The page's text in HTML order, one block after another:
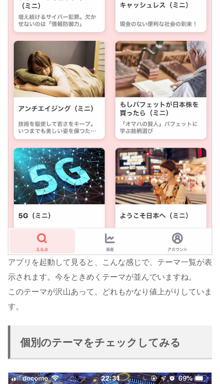
アプリを起動して見ると、こんな感じで、テーマ一覧が表
示されます。今をときめくテーマが並んでいますね。
このテーマが沢山あって、どれもかなり値上がりしていま
す。
個別のテーマをチェックしてみる